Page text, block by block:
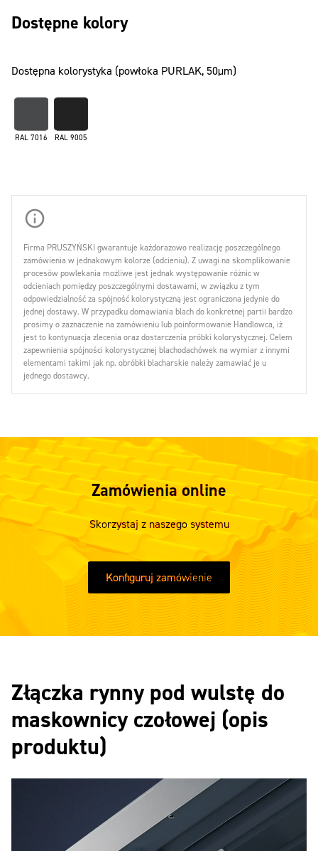
Dostępne kolory
Dostępna kolorystyka (powłoka PURLAK, 50µm)
RAL 7016 RAL 9005
Firma PRUSZYŃSKI gwarantuje każdorazowo realizację poszczególnego
zamówienia w jednakowym kolorze (odcieniu). Z uwagi na skomplikowanie
procesów powlekania możliwe jest jednak występowanie różnic w
odcieniach pomiędzy poszczególnymi dostawami, w związku z tym
odpowiedzialność za spójność kolorystyczną jest ograniczona jedynie do
jednej dostawy. W przypadku domawiania blach do konkretnej partii bardzo
prosimy o zaznaczenie na zamówieniu lub poinformowanie Handlowca, iż
jest to kontynuacja zlecenia oraz dostarczenia próbki kolorystycznej. Celem
zapewnienia spójności kolorystycznej blachodachówek na wymiar z innymi
elementami takimi jak np. obróbki blacharskie należy zamawiać je u
jednego dostawcy.
Zamówienia online
Skorzystaj z naszego systemu
Konfiguruj zamówienie
Złączka rynny pod wulstę do
maskownicy czołowej (opis
produktu)